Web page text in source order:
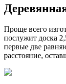
Проще всего
послужит доска
первые две
расстояние,